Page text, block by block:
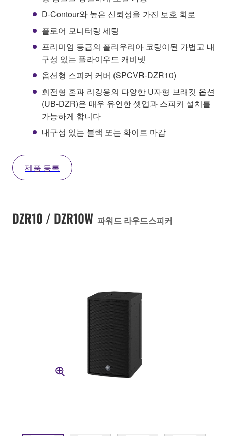
D-Contour와 높은 신뢰성을 가진 보호 회로
플로어 모니터링 세팅
프리미엄 등급의 폴리우리아 코팅이된 가볍고 내
구성 있는 플라이우드 캐비넷
옵션형 스피커 커버 (SPCVR-DZR10)
회전형 혼과 리깅용의 다양한 U자형 브래킷 옵션
(UB-DZR)은 매우 유연한 셋업과 스피커 설치를
가능하게 합니다
내구성 있는 블랙 또는 화이트 마감
제품 등록
DZR10 / DZR10W 파워드 라우드스피커